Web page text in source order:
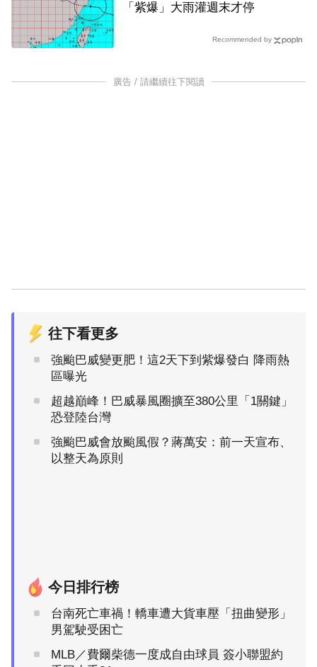
「紫爆」大雨灌週末才停
Recommended by
廣告 / 請繼續往下閱讀
往下看更多
強颱巴威變更肥！這2天下到紫爆發白 降雨熱
區曝光
超越巔峰！巴威暴風圈擴至380公里「1關鍵」
恐登陸台灣
強颱巴威會放颱風假？蔣萬安：前一天宣布、
以整天為原則
今日排行榜
台南死亡車禍！轎車遭大貨車壓「扭曲變形」
男駕駛受困亡
MLB／費爾柴德一度成自由球員 簽小聯盟約